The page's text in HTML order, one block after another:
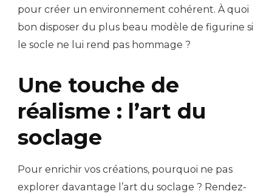
pour créer un environnement cohérent. À quoi
bon disposer du plus beau modèle de figurine si
le socle ne lui rend pas hommage ?
Une touche de
réalisme : l’art du
soclage
Pour enrichir vos créations, pourquoi ne pas
explorer davantage l’art du soclage ? Rendez-